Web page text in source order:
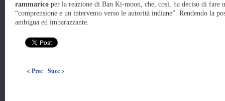
rammarico per la reazione di Ban Ki-moon, che, così, ha deciso di fare
“comprensione e un intervento verso le autorità indiane”. Rendendo la
ambigua ed imbarazzante.
< Prec Succ >